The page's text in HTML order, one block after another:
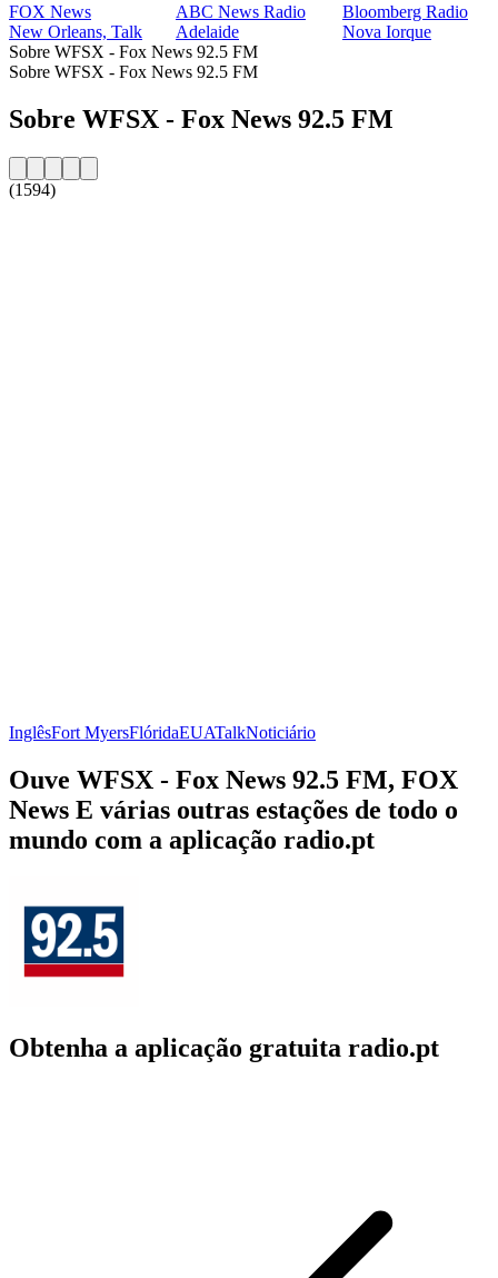
FOX News
New Orleans, Talk
ABC News Radio
Adelaide
Bloomberg Radio
Nova Iorque
Sobre WFSX - Fox News 92.5 FM
Sobre WFSX - Fox News 92.5 FM
Sobre WFSX - Fox News 92.5 FM
(1594)
InglêsFort MyersFlóridaEUATalkNoticiário
Ouve WFSX - Fox News 92.5 FM, FOX
News E várias outras estações de todo o
mundo com a aplicação radio.pt
Obtenha a aplicação gratuita radio.pt